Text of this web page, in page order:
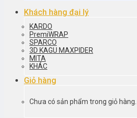
Khách hàng đại lý
KARDO
PremiWRAP
SPARCO
3D KAGU MAXPIDER
MITA
KHÁC
Giỏ hàng
Chưa có sản phẩm trong giỏ hàng.